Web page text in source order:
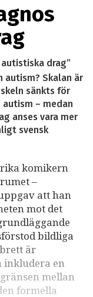
autistiska drag”
autism? Skalan är
sänkts för
autism – medan
anses vara mer
svensk
komikern
–
att han
mot det
bildliga
är
inkludera en
mellan
formella